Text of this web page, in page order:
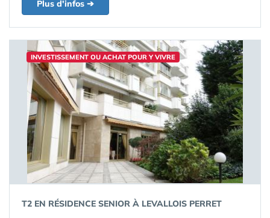
Plus d'infos ➔
INVESTISSEMENT OU ACHAT POUR Y VIVRE
T2 EN RÉSIDENCE SENIOR À LEVALLOIS PERRET